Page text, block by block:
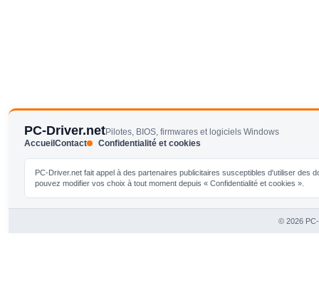
PC-Driver.netPilotes, BIOS, firmwares et logiciels Windows
AccueilContact Confidentialité et cookies
PC-Driver.net fait appel à des partenaires publicitaires susceptibles d'utiliser
pouvez modifier vos choix à tout moment depuis « Confidentialité et cookies ».
© 2026